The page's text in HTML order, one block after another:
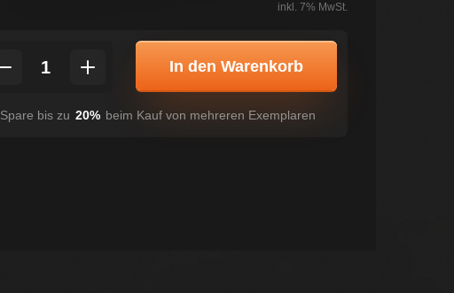
inkl. 7% MwSt.
1 In den Warenkorb
Spare bis zu 20% beim Kauf von mehreren Exemplaren